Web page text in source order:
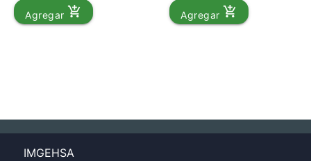
Agregar add_shopping_cart Agregar add_shopping_cart
IMGEHSA